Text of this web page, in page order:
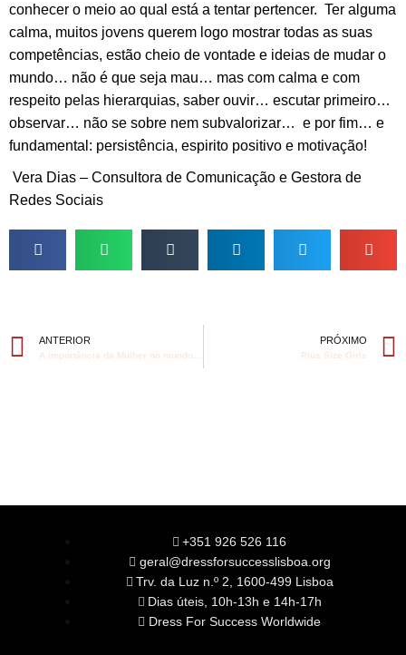
conhecer o meio ao qual está a tentar pertencer. Ter alguma
calma, muitos jovens querem logo mostrar todas as suas
competências, estão cheio de vontade e ideias de mudar o
mundo… não é que seja mau… mas com calma e com
respeito pelas hierarquias, saber ouvir… escutar primeiro…
observar… não se sobre nem subvalorizar… e por fim… e
fundamental: persistência, espirito positivo e motivação!
Vera Dias – Consultora de Comunicação e Gestora de
Redes Sociais
ANTERIOR PRÓXIMO
Plus Size Girls
+351 926 526 116
geral@dressforsuccesslisboa.org
Trv. da Luz n.º 2, 1600-499 Lisboa
Dias úteis, 10h-13h e 14h-17h
Dress For Success Worldwide